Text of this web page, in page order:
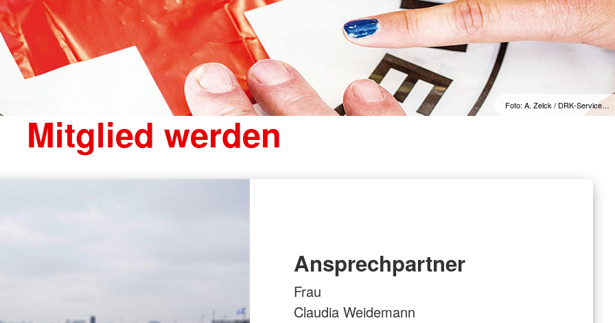
Erste Hilfe
Erste Hilfe und Brandschutz
Kleiner Lebensretter
Erste Hilfe Online auf DRK.de
Spenden
Leistungen von A-Z
Foto: A. Zelck / DRK-Service…
Mitglied werden
Ansprechpartner
Frau
Claudia Weidemann